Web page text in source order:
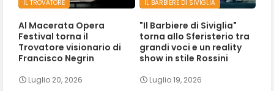
IL TROVATORE
Al Macerata Opera
Festival torna il
Trovatore visionario di
Francisco Negrin
Luglio 20, 2026
IL BARBIERE DI SIVIGLIA
"Il Barbiere di Siviglia"
torna allo Sferisterio tra
grandi voci e un reality
show in stile Rossini
Luglio 19, 2026